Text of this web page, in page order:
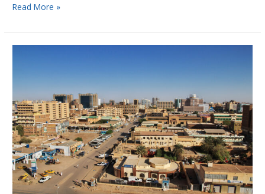
Read More »
lähetystyöhön